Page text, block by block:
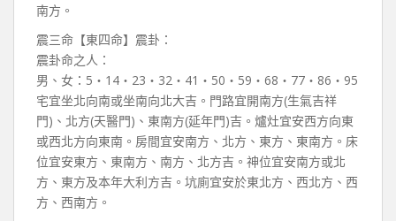
南方。
震三命【東四命】震卦：
震卦命之人：
男、女：5‧14‧23‧32‧41‧50‧59‧68‧77‧86‧95
宅宜坐北向南或坐南向北大吉。門路宜開南方(生氣吉祥
門)、北方(天醫門)、東南方(延年門)吉。爐灶宜安西方向東
或西北方向東南。房間宜安南方、北方、東方、東南方。床
位宜安東方、東南方、南方、北方吉。神位宜安南方或北
方、東方及本年大利方吉。坑廁宜安於東北方、西北方、西
方、西南方。